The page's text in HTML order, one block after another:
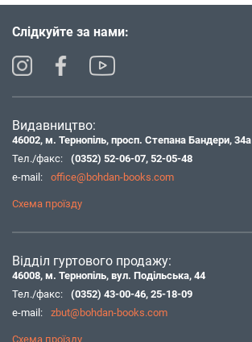
Слідкуйте за нами:
Видавництво:
46002, м. Тернопіль, просп. Степана Бандери, 34а
Тел./факс:
(0352) 52-06-07, 52-05-48
e-mail:
office@bohdan-books.com
Схема проїзду
Відділ гуртового продажу:
46008, м. Тернопіль, вул. Подільська, 44
Тел./факс:
(0352) 43-00-46, 25-18-09
e-mail:
zbut@bohdan-books.com
Схема проїзду